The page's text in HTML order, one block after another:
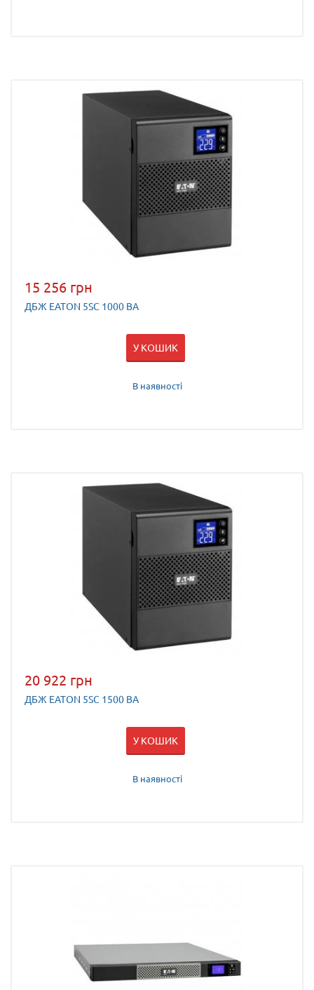
15 256 грн
ДБЖ EATON 5SC 1000 ВА
У КОШИК
В наявності
20 922 грн
ДБЖ EATON 5SC 1500 ВА
У КОШИК
В наявності